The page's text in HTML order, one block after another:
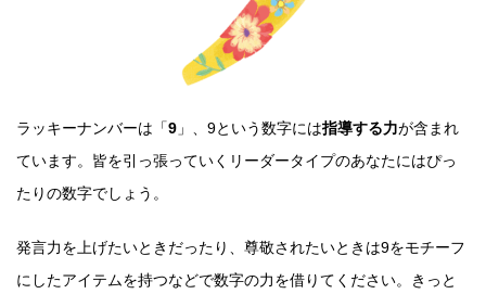
ラッキーナンバーは「9 」、9という数字には指導する力が含まれ
ています。皆を引っ張っていくリーダータイプのあなたにはぴっ
たりの数字でしょう。
発言力を上げたいときだったり、尊敬されたいときは9をモチーフ
にしたアイテムを持つなどで数字の力を借りてください。きっと